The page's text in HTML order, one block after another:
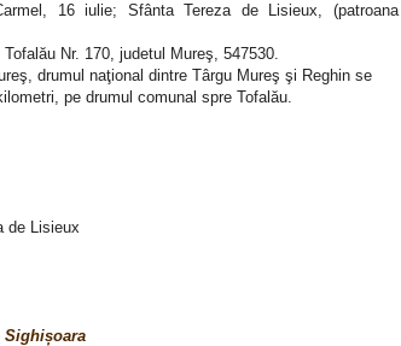
16 iulie; Sfânta Tereza de Lisieux, (patroana
Nr. 170, judetul Mureş, 547530.
drumul naţional dintre Târgu Mureş şi Reghin se
pe drumul comunal spre Tofalău.
de Lisieux